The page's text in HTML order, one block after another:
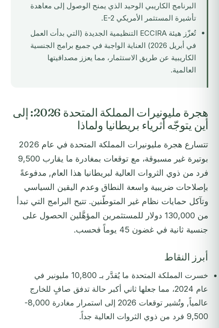
البرنامج الكاريبي الوحيد الذي يمنح الوصول إلى معاهدة
تأشيرة المستثمر الأمريكي E-2.
تُعزّز هيئة ECCIRA التنظيمية الجديدة (التي بدأت العمل
في أبريل 2026) العناية الواجبة في جميع برامج الجنسية
الكاريبية عن طريق الاستثمار، مما يعزز مصداقيتها
العالمية.
هجرة مليونيرات المملكة المتحدة 2026: إلى
أين يتوجّه أثرياء بريطانيا ولماذا
تتسارع هجرة مليونيرات المملكة المتحدة في عام 2026
بوتيرة غير مسبوقة، مع توقعات بمغادرة ما يقارب 9,500
فرد من ذوي الثروات العالية لبريطانيا هذا العام, مدفوعةً
بإصلاحات ضريبية واسعة النطاق وعدم اليقين السياسي
وتآكل حمايات نظام غير المتوطّنين. تتيح البرامج التي تبدأ
من 130,000 دولار للمستثمرين المؤهَّلين الحصول على
جنسية ثانية في غضون 45 يوماً فحسب.
أبرز النقاط
خسرت المملكة المتحدة ما يُقدَّر بـ 10,800 مليونير في
عام 2024، مما جعلها ثاني أكبر حالة تدفق صافٍ للخارج
عالمياً, وتُشير توقعات 2026 إلى استمرار مغادرة 8,000-
9,500 فرد من ذوي الثروات العالية جداً.